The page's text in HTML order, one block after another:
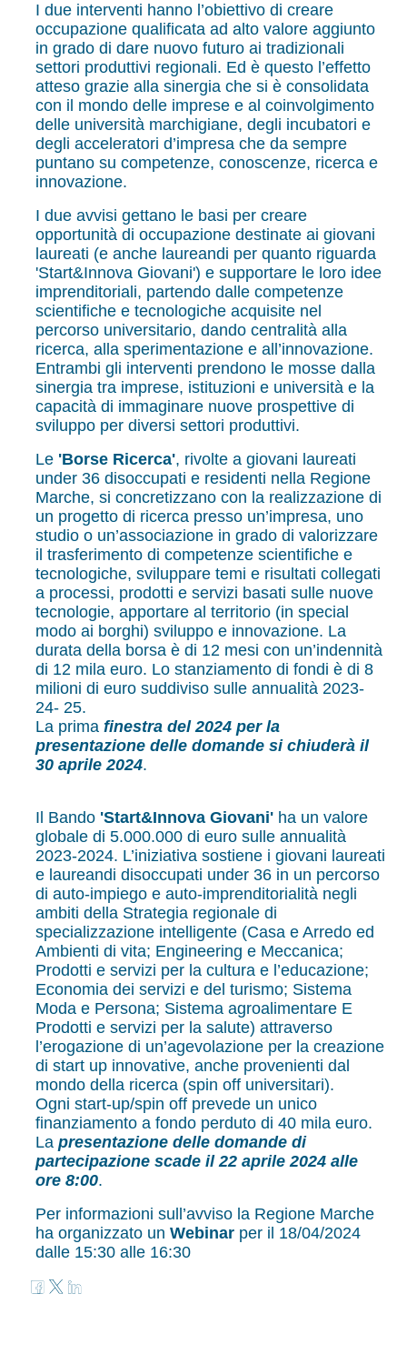
I due interventi hanno l’obiettivo di creare
occupazione qualificata ad alto valore aggiunto
in grado di dare nuovo futuro ai tradizionali
settori produttivi regionali. Ed è questo l’effetto
atteso grazie alla sinergia che si è consolidata
con il mondo delle imprese e al coinvolgimento
delle università marchigiane, degli incubatori e
degli acceleratori d’impresa che da sempre
puntano su competenze, conoscenze, ricerca e
innovazione.
I due avvisi gettano le basi per creare
opportunità di occupazione destinate ai giovani
laureati (e anche laureandi per quanto riguarda
'Start&Innova Giovani') e supportare le loro idee
imprenditoriali, partendo dalle competenze
scientifiche e tecnologiche acquisite nel
percorso universitario, dando centralità alla
ricerca, alla sperimentazione e all’innovazione.
Entrambi gli interventi prendono le mosse dalla
sinergia tra imprese, istituzioni e università e la
capacità di immaginare nuove prospettive di
sviluppo per diversi settori produttivi.
Le 'Borse Ricerca', rivolte a giovani laureati
under 36 disoccupati e residenti nella Regione
Marche, si concretizzano con la realizzazione di
un progetto di ricerca presso un’impresa, uno
studio o un’associazione in grado di valorizzare
il trasferimento di competenze scientifiche e
tecnologiche, sviluppare temi e risultati collegati
a processi, prodotti e servizi basati sulle nuove
tecnologie, apportare al territorio (in special
modo ai borghi) sviluppo e innovazione. La
durata della borsa è di 12 mesi con un’indennità
di 12 mila euro. Lo stanziamento di fondi è di 8
milioni di euro suddiviso sulle annualità 2023-
24- 25.
La prima finestra del 2024 per la
presentazione delle domande si chiuderà il
30 aprile 2024.
Il Bando 'Start&Innova Giovani' ha un valore
globale di 5.000.000 di euro sulle annualità
2023-2024. L’iniziativa sostiene i giovani laureati
e laureandi disoccupati under 36 in un percorso
di auto-impiego e auto-imprenditorialità negli
ambiti della Strategia regionale di
specializzazione intelligente (Casa e Arredo ed
Ambienti di vita; Engineering e Meccanica;
Prodotti e servizi per la cultura e l’educazione;
Economia dei servizi e del turismo; Sistema
Moda e Persona; Sistema agroalimentare E
Prodotti e servizi per la salute) attraverso
l’erogazione di un’agevolazione per la creazione
di start up innovative, anche provenienti dal
mondo della ricerca (spin off universitari).
Ogni start-up/spin off prevede un unico
finanziamento a fondo perduto di 40 mila euro.
La presentazione delle domande di
partecipazione scade il 22 aprile 2024 alle
ore 8:00.
Per informazioni sull’avviso la Regione Marche
ha organizzato un Webinar per il 18/04/2024
dalle 15:30 alle 16:30